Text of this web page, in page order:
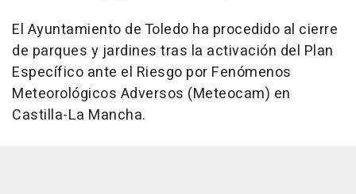
El Ayuntamiento de Toledo ha procedido al cierre
de parques y jardines tras la activación del Plan
Específico ante el Riesgo por Fenómenos
Meteorológicos Adversos (Meteocam) en
Castilla-La Mancha.